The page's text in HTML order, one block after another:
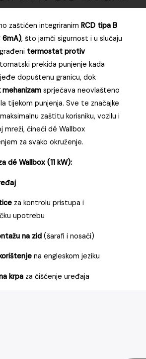
zaštićen integriranimRCD tipa B
6mA), što jamči sigurnost i u slučaju
termostat protiv
prekida punjenje kada
dopuštenu granicu, dok
sprječava neovlašteno
tijekom punjenja. Sve te značajke
zaštitu korisniku, vozilu i
mreži, čineći dé Wallbox
za svako okruženje.
dé Wallbox (11 kW):
za kontrolu pristupa i
upotrebu
na zid (šarafi i nosači)
na engleskom jeziku
krpa za čišćenje uređaja